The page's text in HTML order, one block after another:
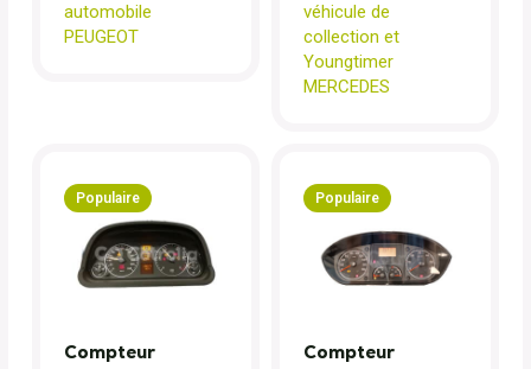
automobile
PEUGEOT
véhicule de
collection et
Youngtimer
MERCEDES
Populaire
Compteur
Populaire
Compteur